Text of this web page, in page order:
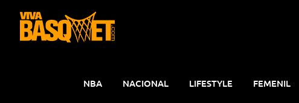
contenido
NBA NACIONAL LIFESTYLE FEMENIL